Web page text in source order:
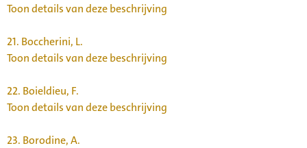
Toon details van deze beschrijving
21. Boccherini, L.
Toon details van deze beschrijving
22. Boieldieu, F.
Toon details van deze beschrijving
23. Borodine, A.